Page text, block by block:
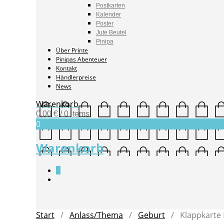
Postkarten
Kalender
Poster
Jute Beutel
Pinipa
Über Printe
Pinipas Abenteuer
Kontakt
Händlerpreise
News
Warenkorb
0,00 € / 0 items
0
Warenkorb
Start / Anlass/Thema / Geburt / Klappkarte